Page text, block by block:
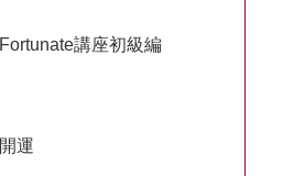
Fortunate講座初級編
開運